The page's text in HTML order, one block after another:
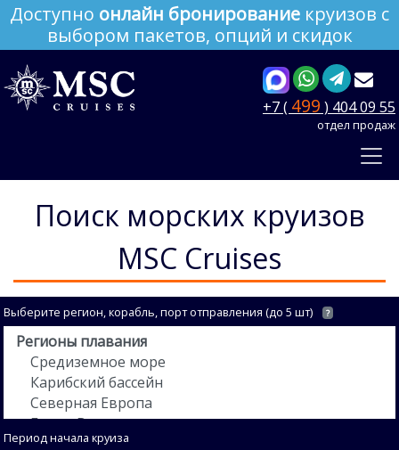
Доступно онлайн бронирование круизов с
выбором пакетов, опций и скидок
+7 ( 499 ) 404 09 55
отдел продаж
Поиск морских круизов
MSC Cruises
Выберите регион, корабль, порт отправления (до 5 шт) ?
Период начала круиза